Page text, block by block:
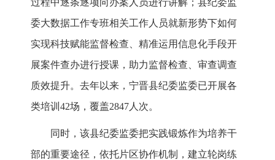
委大数据工作专班相关工作人员就新形势下如何
实现科技赋能监督检查、精准运用信息化手段开
展案件查办进行授课，助力监督检查、审查调查
质效提升。去年以来，宁晋县纪委监委已开展各
类培训42场，覆盖2847人次。
同时，该县纪委监委把实践锻炼作为培养干
部的重要途径，依托片区协作机制，建立轮岗练